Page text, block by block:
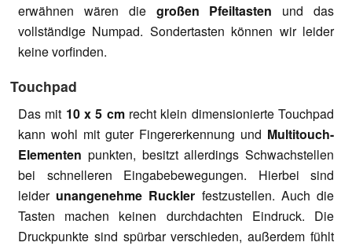
erwähnen wären die großen Pfeiltasten und das
vollständige Numpad. Sondertasten können wir leider
keine vorfinden.
Touchpad
Das mit 10 x 5 cmrecht klein dimensionierte Touchpad
kann wohl mit guter Fingererkennung und Multitouch-
Elementen punkten, besitzt allerdings Schwachstellen
bei schnelleren Eingabebewegungen. Hierbei sind
leider unangenehme Ruckler festzustellen. Auch die
Tasten machen keinen durchdachten Eindruck. Die
Druckpunkte sind spürbar verschieden, außerdem fühlt